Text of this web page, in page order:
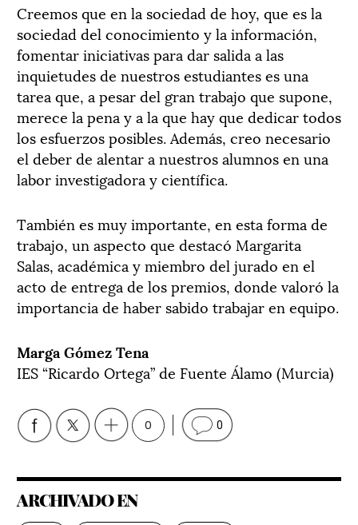
Creemos que en la sociedad de hoy, que es la
sociedad del conocimiento y la información,
fomentar iniciativas para dar salida a las
inquietudes de nuestros estudiantes es una
tarea que, a pesar del gran trabajo que supone,
merece la pena y a la que hay que dedicar todos
los esfuerzos posibles. Además, creo necesario
el deber de alentar a nuestros alumnos en una
labor investigadora y científica.
También es muy importante, en esta forma de
trabajo, un aspecto que destacó Margarita
Salas, académica y miembro del jurado en el
acto de entrega de los premios, donde valoró la
importancia de haber sabido trabajar en equipo.
Marga Gómez Tena
IES “Ricardo Ortega” de Fuente Álamo (Murcia)
0 0
ARCHIVADO EN